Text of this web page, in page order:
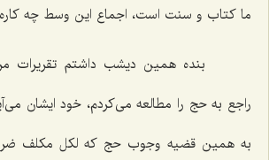
ما كتاب و سنت است، اجماع این وسط چه
بنده همین دیشب داشتم تقریرات
راجع به حج را مطالعه می‌كردم، خود ایشان
به همین قضیه وجوب حج كه لكل مكلف